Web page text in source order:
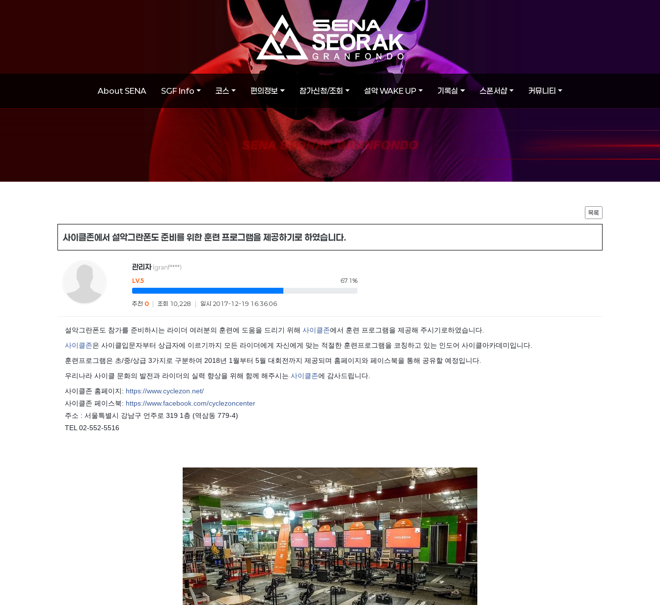
About SENA SGF Info 코스 편의정보 참가신청/조회 설악 WAKE UP 기록실 스폰서샵 커뮤니티
SENA SEORAK GRANFONDO
목록
사이클존에서 설악그란폰도 준비를 위한 훈련 프로그램을 제공하기로 하였습니다.
관리자 (granf****)
LV.5 67.1%
추천 0 조회 10,228 일시 2017-12-19 16:36:06
설악그란폰도 참가를 준비하시는 라이더 여러분의 훈련에 도움을 드리기 위해 사이클존에서 훈련 프로그램을 제공해 주시기로하였습니다.
사이클존은 사이클입문자부터 상급자에 이르기까지 모든 라이더에게 자신에게 맞는 적절한 훈련프로그램을 코칭하고 있는 인도어 사이클아카데미입니다.
훈련프로그램은 초/중/상급 3가지로 구분하여 2018년 1월부터 5월 대회전까지 제공되며 홈페이지와 페이스북을 통해 공유할 예정입니다.
우리나라 사이클 문화의 발전과 라이더의 실력 향상을 위해 함께 해주시는 사이클존에 감사드립니다.
사이클존 홈페이지: https://www.cyclezon.net/
사이클존 페이스북: https://www.facebook.com/cyclezoncenter
주소 : 서울특별시 강남구 언주로 319 1층 (역삼동 779-4)
TEL 02-552-5516